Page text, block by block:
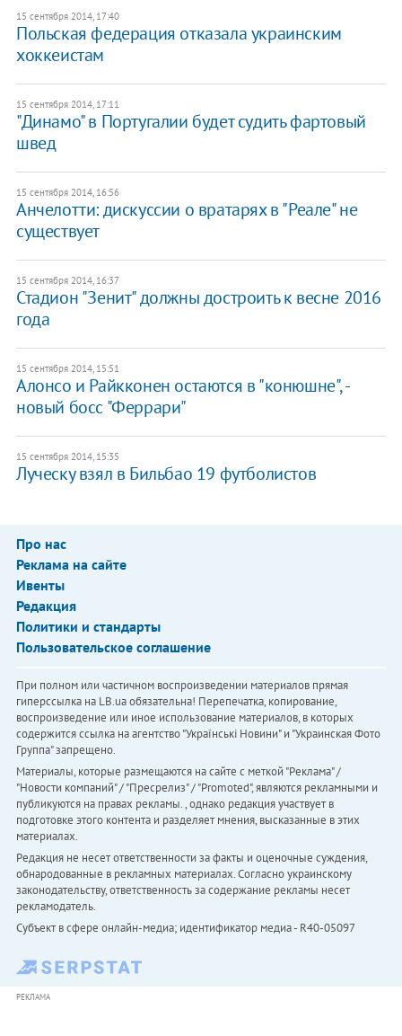
15 сентября 2014, 17:40
Польская федерация отказала украинским
хоккеистам
15 сентября 2014, 17:11
"Динамо" в Португалии будет судить фартовый
швед
15 сентября 2014, 16:56
Анчелотти: дискуссии о вратарях в "Реале" не
существует
15 сентября 2014, 16:37
Стадион "Зенит" должны достроить к весне 2016
года
15 сентября 2014, 15:51
Алонсо и Райкконен остаются в "конюшне", -
новый босс "Феррари"
15 сентября 2014, 15:35
Луческу взял в Бильбао 19 футболистов
Про нас
Реклама на сайте
Ивенты
Редакция
Политики и стандарты
Пользовательское соглашение
При полном или частичном воспроизведении материалов прямая
гиперссылка на LB.ua обязательна! Перепечатка, копирование,
воспроизведение или иное использование материалов, в которых
содержится ссылка на агентство "Українськi Новини" и "Украинская Фото
Группа" запрещено.
Материалы, которые размещаются на сайте с меткой "Реклама" /
"Новости компаний" / "Пресрелиз" / "Promoted", являются рекламными и
публикуются на правах рекламы. , однако редакция участвует в
подготовке этого контента и разделяет мнения, высказанные в этих
материалах.
Редакция не несет ответственности за факты и оценочные суждения,
обнародованные в рекламных материалах. Согласно украинскому
законодательству, ответственность за содержание рекламы несет
рекламодатель.
Субъект в сфере онлайн-медиа; идентификатор медиа - R40-05097
РЕКЛАМА